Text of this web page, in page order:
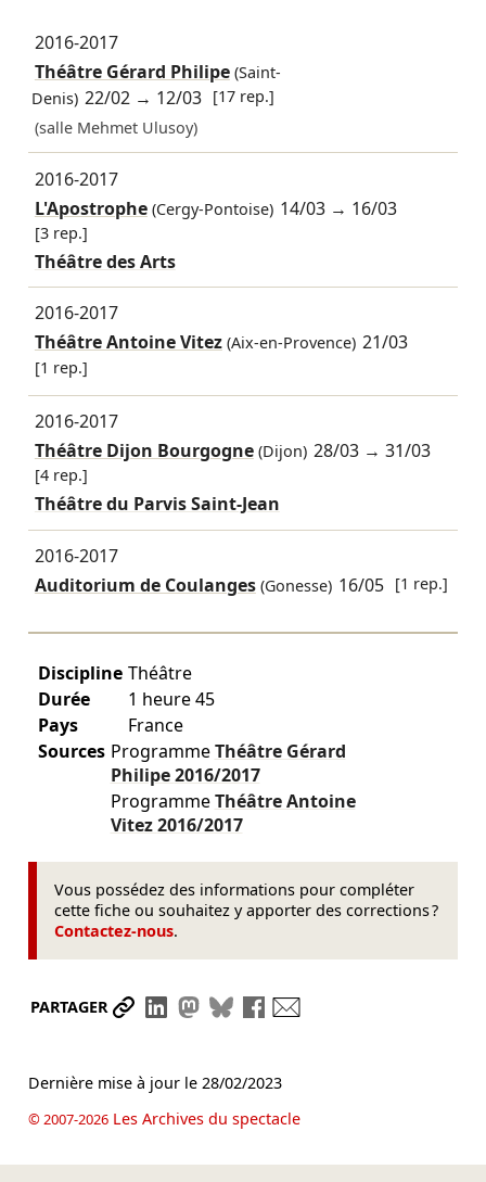
2016-2017
Théâtre Gérard Philipe(Saint-
Denis) 22/02 → 12/03 [17 rep.]
(salle Mehmet Ulusoy)
2016-2017
L'Apostrophe(Cergy-Pontoise) 14/03 → 16/03
[3 rep.]
Théâtre des Arts
2016-2017
Théâtre Antoine Vitez(Aix-en-Provence) 21/03
[1 rep.]
2016-2017
Théâtre Dijon Bourgogne(Dijon) 28/03 →31/03
[4 rep.]
Théâtre du Parvis Saint-Jean
2016-2017
Auditorium de Coulanges(Gonesse) 16/05 [1 rep.]
Discipline Théâtre
Durée
1 heure 45
Pays
France
Sources ProgrammeThéâtre Gérard
Philipe2016/2017
ProgrammeThéâtre Antoine
Vitez2016/2017
Vous possédez des informations pour compléter
cette fiche ou souhaitez y apporter des corrections ?
Contactez-nous.
PARTAGER Partager le lien
Partager sur LinkedIn
Partager sur Mastodon
Partager sur Bluesky
Partager sur Facebook
Dernière mise à jour le 28/02/2023
© 2007-2026Les Archives du spectacle